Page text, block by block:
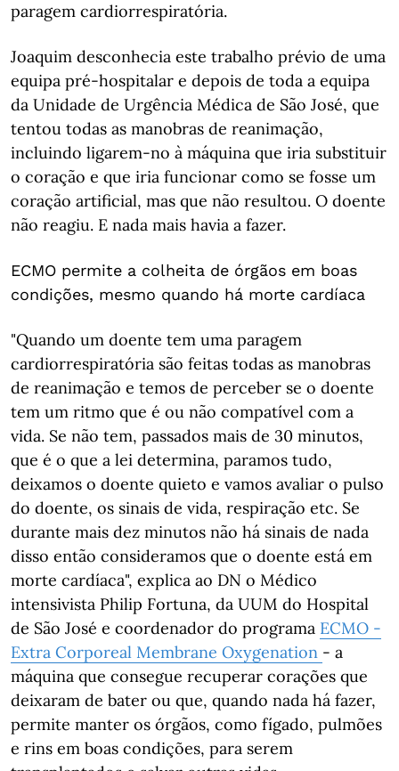
paragem cardiorrespiratória.
Joaquim desconhecia este trabalho prévio de uma
equipa pré-hospitalar e depois de toda a equipa
da Unidade de Urgência Médica de São José, que
tentou todas as manobras de reanimação,
incluindo ligarem-no à máquina que iria substituir
o coração e que iria funcionar como se fosse um
coração artificial, mas que não resultou. O doente
não reagiu. E nada mais havia a fazer.
ECMO permite a colheita de órgãos em boas
condições, mesmo quando há morte cardíaca
"Quando um doente tem uma paragem
cardiorrespiratória são feitas todas as manobras
de reanimação e temos de perceber se o doente
tem um ritmo que é ou não compatível com a
vida. Se não tem, passados mais de 30 minutos,
que é o que a lei determina, paramos tudo,
deixamos o doente quieto e vamos avaliar o pulso
do doente, os sinais de vida, respiração etc. Se
durante mais dez minutos não há sinais de nada
disso então consideramos que o doente está em
morte cardíaca", explica ao DN o Médico
intensivista Philip Fortuna, da UUM do Hospital
de São José e coordenador do programa ECMO -
Extra Corporeal Membrane Oxygenation - a
máquina que consegue recuperar corações que
deixaram de bater ou que, quando nada há fazer,
permite manter os órgãos, como fígado, pulmões
e rins em boas condições, para serem